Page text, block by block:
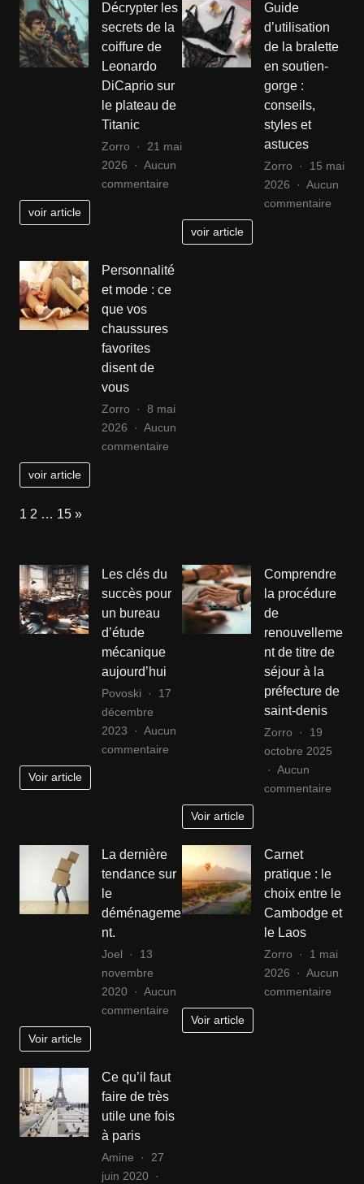
votre
allié
pour
réussir
dans
la
Décrypter les
secrets de la
coiffure de
Leonardo
DiCaprio sur
le plateau de
Titanic
Zorro
21 mai
2026
Aucun
commentairesur
les
secrets
la
coiffure
Leonardo
plateau
de
Titanic
voir article
Guide
d’utilisation
de la bralette
en soutien-
gorge :
conseils,
styles et
astuces
Zorro
15 mai
2026
Aucun
commentaire
voir article
Personnalité
et mode : ce
que vos
chaussures
favorites
disent de
vous
Zorro
8 mai
2026
Aucun
commentairesur
vos
chaussures
favorites
disent
voir article
Page:
1 2 … 15 Next
»
Les clés du
succès pour
un bureau
d’étude
mécanique
aujourd’hui
Povoski
17
décembre
2023
Aucun
commentairesur
succès
bureau
d’étude
mécanique
Voir article
Comprendre
la procédure
de
renouvelleme
nt de titre de
séjour à la
préfecture de
saint-denis
Zorro
19
octobre 2025
Aucun
commentaire
de
titre
séjour
à
Voir article
La dernière
tendance sur
le
déménageme
nt.
Joel
13
novembre
2020
Aucun
commentairesur
sur
le
déménagement.
Voir article
Carnet
pratique : le
choix entre le
Cambodge et
le Laos
Zorro
1 mai
2026
Aucun
commentaire
Voir article
Ce qu’il faut
faire de très
utile une fois
à paris
Amine
27
juin 2020